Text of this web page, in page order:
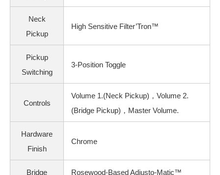
Neck
Pickup
High Sensitive Filter’Tron™
Pickup
Switching
3-Position Toggle
Controls
Volume 1.(Neck Pickup)，Volume 2.
(Bridge Pickup)，Master Volume.
Hardware
Finish
Chrome
Bridge Rosewood-Based Adjusto-Matic™